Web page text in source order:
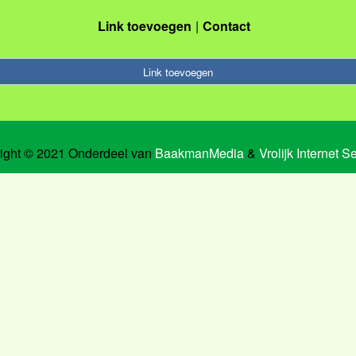
Link toevoegen Contact
Link toevoegen
© 2021 Onderdeel van BaakmanMedia& Vrolijk Internet